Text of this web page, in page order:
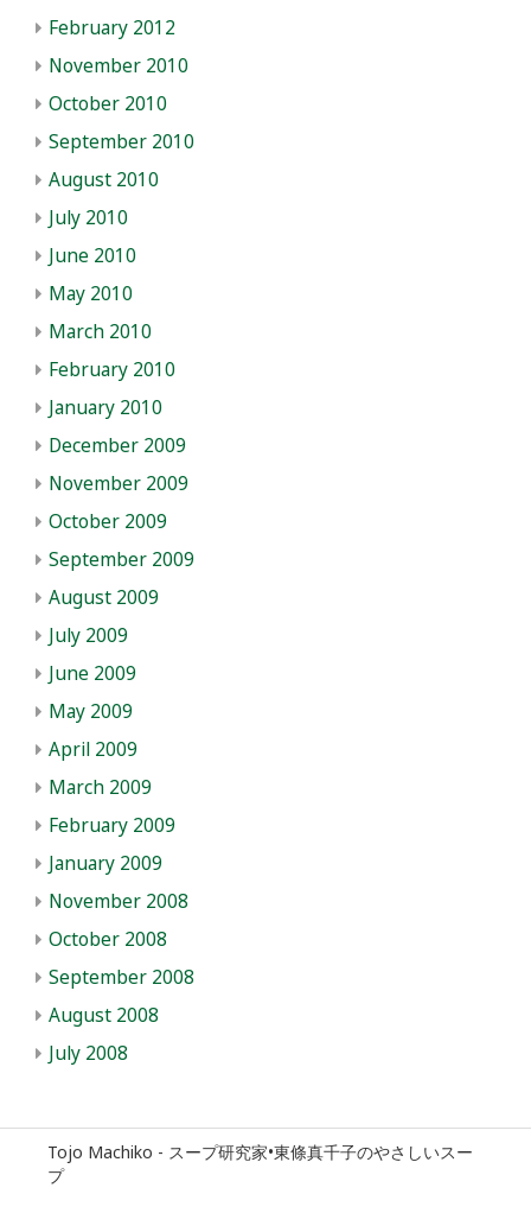
February 2012
November 2010
October 2010
September 2010
August 2010
July 2010
June 2010
May 2010
March 2010
February 2010
January 2010
December 2009
November 2009
October 2009
September 2009
August 2009
July 2009
June 2009
May 2009
April 2009
March 2009
February 2009
January 2009
November 2008
October 2008
September 2008
August 2008
July 2008
Tojo Machiko - スープ研究家•東條真千子のやさしいスー
プ